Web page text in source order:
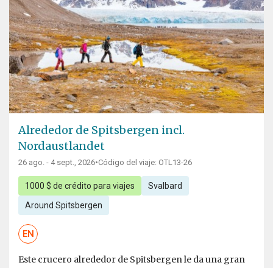
Alrededor de Spitsbergen incl.
Nordaustlandet
26 ago. - 4 sept., 2026•Código del viaje: OTL13-26
1000 $ de crédito para viajes Svalbard
Around Spitsbergen
EN
Este crucero alrededor de Spitsbergen le da una gran